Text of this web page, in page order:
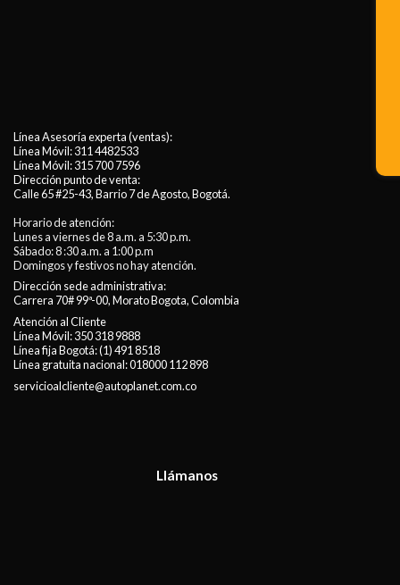
Línea Asesoría experta (ventas):
Línea Móvil:311 4482533
Línea Móvil:315 700 7596
Dirección punto de venta:
Calle 65 #25-43, Barrio 7 de Agosto, Bogotá.
Horario de atención:
Lunes a viernes de 8 a.m. a 5:30 p.m.
Sábado: 8 :30 a.m. a 1:00 p.m
Domingos y festivos no hay atención.
Dirección sede administrativa:
Carrera 70# 99ª-00, Morato Bogota, Colombia
Atención al Cliente
Línea Móvil:350 318 9888
Línea fija Bogotá:(1) 491 8518
Línea gratuita nacional:018000 112 898
servicioalcliente@autoplanet.com.co
Llámanos